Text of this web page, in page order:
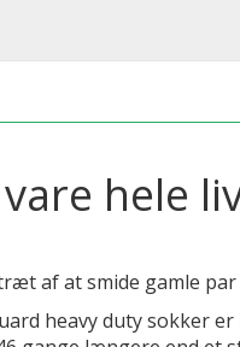
hele
af at smide gamle
heavy duty sokker